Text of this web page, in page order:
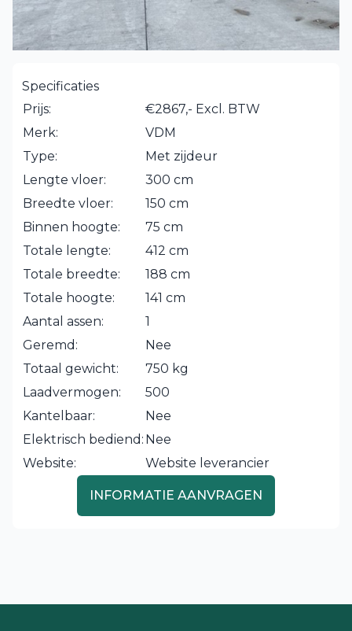
Specificaties
Prijs:
€2867,- Excl. BTW
Merk:
VDM
Type:
Met zijdeur
Lengte vloer:
300 cm
Breedte vloer:
150 cm
Binnen hoogte:
75 cm
Totale lengte:
412 cm
Totale breedte:
188 cm
Totale hoogte:
141 cm
Aantal assen:
1
Geremd:
Nee
Totaal gewicht:
750 kg
Laadvermogen:
500
Kantelbaar:
Nee
Elektrisch bediend: Nee
Website:
Website leverancier
INFORMATIE AANVRAGEN